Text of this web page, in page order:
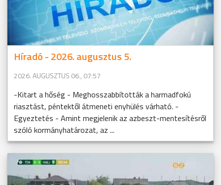
Híradó - 2026. augusztus 5.
2026. AUGUSZTUS 06., 07:57
-Kitart a hőség - Meghosszabbították a harmadfokú
riasztást, péntektől átmeneti enyhülés várható. -
Egyeztetés - Amint megjelenik az azbeszt-mentesítésről
szóló kormányhatározat, az ...